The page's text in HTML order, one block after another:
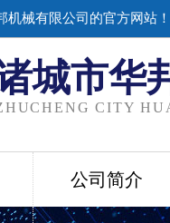
机械有限公司的官方网站！
城市华
CITY
公司简介